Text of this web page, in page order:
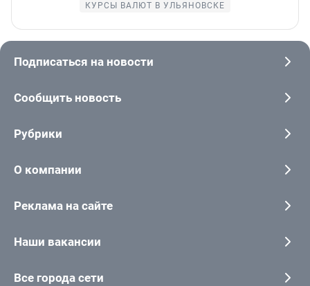
КУРСЫ ВАЛЮТ В УЛЬЯНОВСКЕ
Подписаться на новости
Сообщить новость
Рубрики
О компании
Реклама на сайте
Наши вакансии
Все города сети